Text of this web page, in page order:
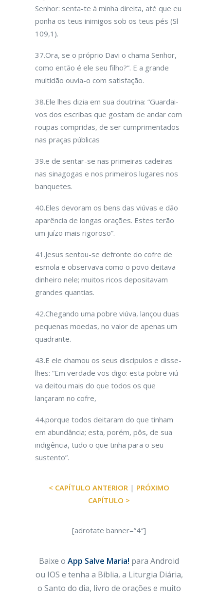
Senhor: senta-te à minha direita, até que eu
ponha os teus inimigos sob os teus pés (Sl
109,1).
37.Ora, se o próprio Davi o chama Senhor,
como então é ele seu filho?”. E a grande
multidão ouvia-o com satisfação.
38.Ele lhes dizia em sua doutrina: “Guardai-
vos dos escribas que gostam de andar com
roupas compridas, de ser cumprimentados
nas praças públicas
39.e de sentar-se nas primeiras cadeiras
nas sinagogas e nos primeiros lugares nos
banquetes.
40.Eles devoram os bens das viúvas e dão
aparência de longas orações. Estes terão
um juízo mais rigoroso”.
41.Jesus sentou-se defronte do cofre de
esmola e observava como o povo deitava
dinheiro nele; muitos ricos depositavam
grandes quan­tias.
42.Chegando uma pobre viúva, lançou duas
pequenas moedas, no valor de apenas um
qua­drante.
43.E ele chamou os seus discípulos e disse-
lhes: “Em verdade vos digo: esta pobre viú­
va deitou mais do que todos os que
lançaram no cofre,
44.porque todos deitaram do que tinham
em abundância; esta, porém, pôs, de sua
indigência, tudo o que tinha para o seu
sustento”.
< CAPÍTULO ANTERIOR | PRÓXIMO
CAPÍTULO >
[adrotate banner=”4″]
Baixe o App Salve Maria! para Android
ou IOS e tenha a Bíblia, a Liturgia Diária,
o Santo do dia, livro de orações e muito